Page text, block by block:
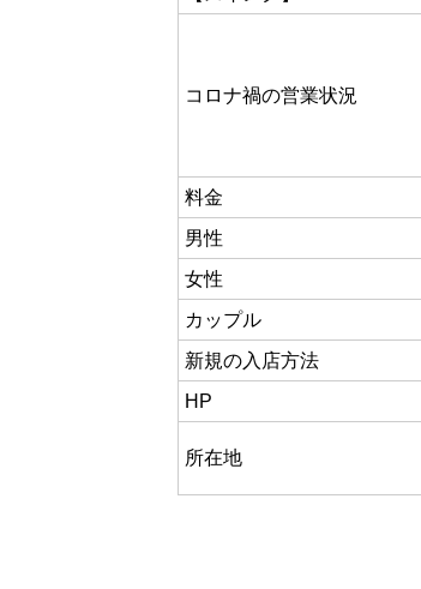
コロナ禍の営業状況
料金
男性
女性
カップル
新規の入店方法
HP
所在地